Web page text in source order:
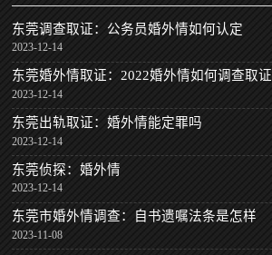
东莞调查取证：公务员婚外情如何认定
2023-12-14
东莞婚外情取证：2022婚外情如何调查取证
2023-12-14
东莞出轨取证：婚外情能定罪吗
2023-12-14
东莞侦探：婚外情
2023-12-14
东莞市婚外情调查：自书遗嘱法条是怎样
2023-11-08